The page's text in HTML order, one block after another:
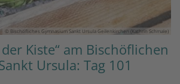
© Bischöfliches Gymnasium Sankt Ursula Geilenkirchen (Kathrin Schmale)
Kiste“ am Bischöflichen
Ursula: Tag 101